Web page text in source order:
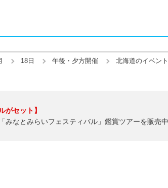
18日 午後・夕方開催 北海道のイベント
がセット】
みなとみらいフェスティバル」鑑賞ツアーを販売中